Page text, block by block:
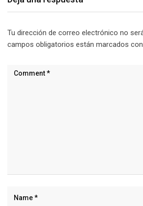
Tu dirección de correo electrónico no
campos obligatorios están marcados con